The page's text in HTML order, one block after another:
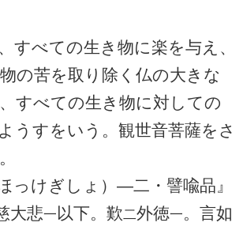
すべての生き物に楽を与え、
の苦を取り除く仏の大きな
すべての生き物に対しての
うすをいう。観世音菩薩をさ
っけぎしょ）―二・譬喩品』
大悲一 以下。歎二外徳一。言如